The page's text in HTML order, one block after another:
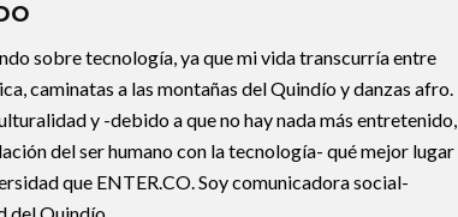
sobre tecnología, ya que mi vida transcurría entre
caminatas a las montañas del Quindío y danzas afro.
y -debido a que no hay nada más entretenido,
del ser humano con la tecnología- qué mejor lugar
que ENTER.CO. Soy comunicadora social-